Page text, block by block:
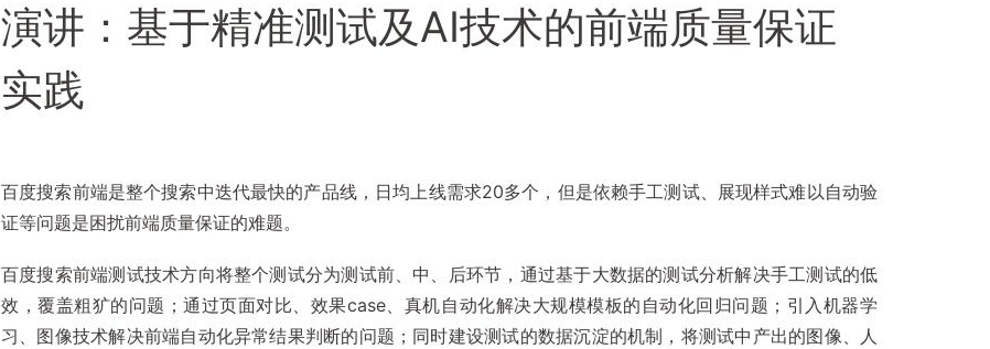
演讲：基于精准测试及AI技术的前端质量保证
实践
百度搜索前端是整个搜索中迭代最快的产品线，日均上线需求20多个，但是依赖手工测试、展现样式难以自动验
证等问题是困扰前端质量保证的难题。
百度搜索前端测试技术方向将整个测试分为测试前、中、后环节，通过基于大数据的测试分析解决手工测试的低
效，覆盖粗犷的问题；通过页面对比、效果case、真机自动化解决大规模模板的自动化回归问题；引入机器学
习、图像技术解决前端自动化异常结果判断的问题；同时建设测试的数据沉淀的机制，将测试中产出的图像、人